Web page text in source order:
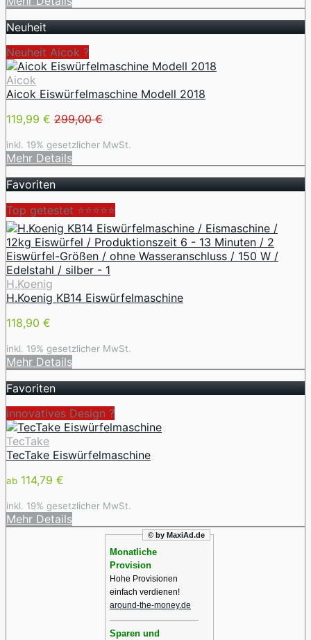
Neuheit
Neuheit Aicok ?
Aicok
Aicok Eiswürfelmaschine Modell 2018
119,99 € 299,00 €
inkl. 19% gesetzlicher MwSt.
Mehr Details
Favoriten
Top getestet ⭐⭐⭐⭐⭐
H.Koenig
H.Koenig KB14 Eiswürfelmaschine
118,90 €
inkl. 19% gesetzlicher MwSt.
Mehr Details
Favoriten
innovatives Design ️?
TecTake
TecTake Eiswürfelmaschine
ab 114,79 €
inkl. 19% gesetzlicher MwSt.
Mehr Details
© by MaxiAd.de
Monatliche
Provision
Hohe Provisionen
einfach verdienen!
around-the-money.de
Sparen und